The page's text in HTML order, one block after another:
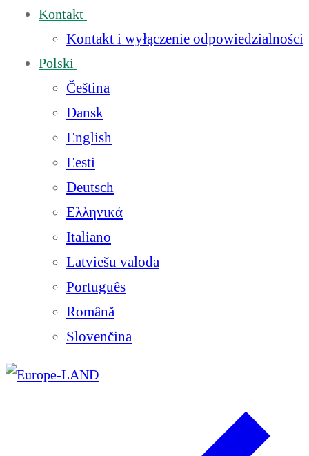
Kontakt
Kontakt i wyłączenie odpowiedzialności
Polski
Čeština
Dansk
English
Eesti
Deutsch
Ελληνικά
Italiano
Latviešu valoda
Português
Română
Slovenčina